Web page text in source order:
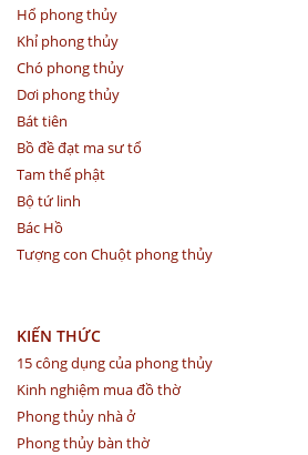
Hổ phong thủy
Khỉ phong thủy
Chó phong thủy
Dơi phong thủy
Bát tiên
Bồ đề đạt ma sư tổ
Tam thế phật
Bộ tứ linh
Bác Hồ
Tượng con Chuột phong thủy
KIẾN THỨC
15 công dụng của phong thủy
Kinh nghiệm mua đồ thờ
Phong thủy nhà ở
Phong thủy bàn thờ